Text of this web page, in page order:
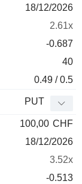
18/12/2026
2.61x
-0.687
40
0.49 / 0.5
PUT
100,00 CHF
18/12/2026
3.52x
-0.513